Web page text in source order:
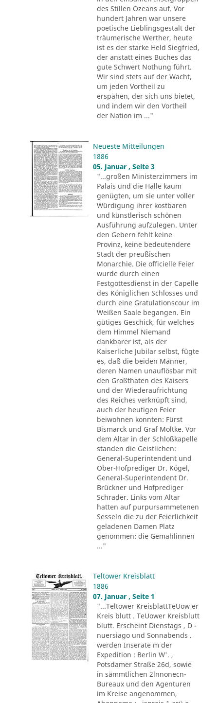
des Stillen Ozeans auf. Vor
hundert Jahren war unsere
poetische Lieblingsgestalt der
träumerische Werther, heute
ist es der starke Held Siegfried,
der anstatt eines Buches das
gute Schwert Nothung führt.
Wir sind stets auf der Wacht,
um jeden Vortheil zu
erspähen, der sich uns bietet,
und indem wir den Vortheil
der Nation im ..."
Neueste Mitteilungen
1886
05. Januar , Seite 3
"...großen Ministerzimmers im
Palais und die Halle kaum
genügten, um sie unter voller
Würdigung ihrer kostbaren
und künstlerisch schönen
Ausführung aufzulegen. Unter
den Gebern fehlt keine
Provinz, keine bedeutendere
Stadt der preußischen
Monarchie. Die officielle Feier
wurde durch einen
Festgottesdienst in der Capelle
des Königlichen Schlosses und
durch eine Gratulationscour im
Weißen Saale begangen. Ein
gütiges Geschick, für welches
dem Himmel Niemand
dankbarer ist, als der
Kaiserliche Jubilar selbst, fügte
es, daß die beiden Männer,
deren Namen unauflösbar mit
den Großthaten des Kaisers
und der Wiederaufrichtung
des Reiches verknüpft sind,
auch der heutigen Feier
beiwohnen konnten: Fürst
Bismarck und Graf Moltke. Vor
dem Altar in der Schloßkapelle
standen die Geistlichen:
General-Superintendent und
Ober-Hofprediger Dr. Kögel,
General-Superintendent Dr.
Brückner und Hofprediger
Schrader. Links vom Altar
hatten auf purpursammetenen
Sesseln die zu der Feierlichkeit
geladenen Damen Platz
genommen: die Gemahlinnen
..."
Teltower Kreisblatt
1886
07. Januar , Seite 1
"...Teltower KreisblattTeUow er
Kreis blutt . TeUower Kreisblutt
blutt. Erscheint Dienstags , D -
nuersiago und Sonnabends .
werden Inserate m der
Expedition : Berlin W'. ,
Potsdamer Straße 26d, sowie
in sämmtlichen 2lnnonecn-
Bureaux und den Agenturen
im Kreise angenommen,